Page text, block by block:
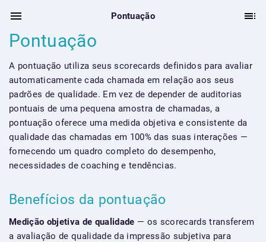
Pontuação
Pontuação
A pontuação utiliza seus scorecards definidos para avaliar
automaticamente cada chamada em relação aos seus
padrões de qualidade. Em vez de depender de auditorias
pontuais de uma pequena amostra de chamadas, a
pontuação oferece uma medida objetiva e consistente da
qualidade das chamadas em 100% das suas interações —
fornecendo um quadro completo do desempenho,
necessidades de coaching e tendências.
Benefícios da pontuação
Medição objetiva de qualidade — os scorecards transferem
a avaliação de qualidade da impressão subjetiva para